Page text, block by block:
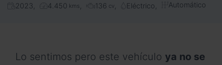
2023 4.450 kms 136 cv Eléctrico Automático
Lo sentimos pero este vehículo ya no se